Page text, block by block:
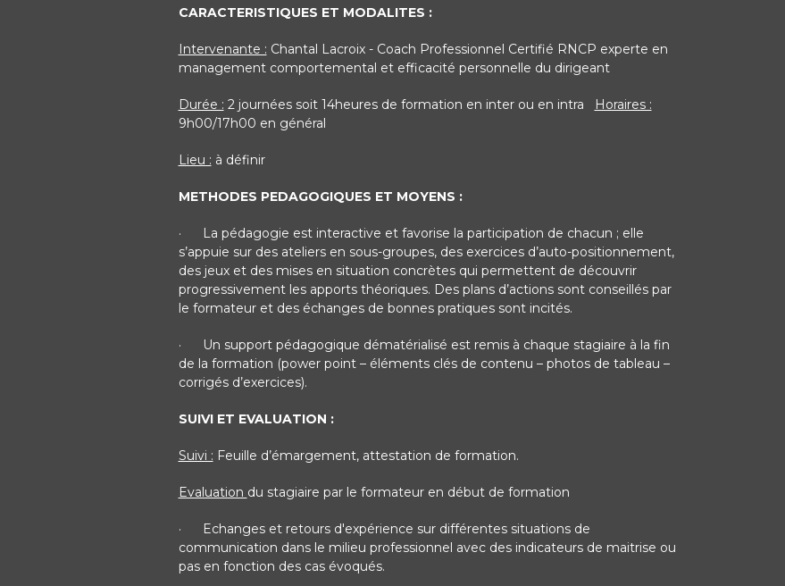
CARACTERISTIQUES ET MODALITES :
Intervenante : Chantal Lacroix - Coach Professionnel Certifié RNCP experte en
management comportemental et efficacité personnelle du dirigeant
Durée : 2 journées soit 14heures de formation en inter ou en intra
Horaires :
9h00/17h00 en général
Lieu : à définir
METHODES PEDAGOGIQUES ET MOYENS :
·
La pédagogie est interactive et favorise la participation de chacun ; elle
s’appuie sur des ateliers en sous-groupes, des exercices d’auto-positionnement,
des jeux et des mises en situation concrètes qui permettent de découvrir
progressivement les apports théoriques. Des plans d’actions sont conseillés par
le formateur et des échanges de bonnes pratiques sont incités.
·
Un support pédagogique dématérialisé est remis à chaque stagiaire à la fin
de la formation (power point – éléments clés de contenu – photos de tableau –
corrigés d’exercices).
SUIVI ET EVALUATION :
Suivi : Feuille d’émargement, attestation de formation.
Evaluation du stagiaire par le formateur en début de formation
·
Echanges et retours d'expérience sur différentes situations de
communication dans le milieu professionnel avec des indicateurs de maitrise ou
pas en fonction des cas évoqués.